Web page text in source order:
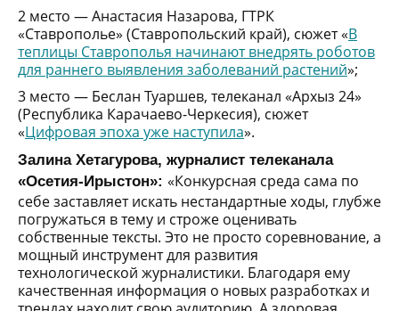
2 место — Анастасия Назарова, ГТРК
«Ставрополье» (Ставропольский край), сюжет «В
теплицы Ставрополья начинают внедрять роботов
для раннего выявления заболеваний растений»;
3 место — Беслан Туаршев, телеканал «Архыз 24»
(Республика Карачаево-Черкесия), сюжет
«Цифровая эпоха уже наступила».
Залина Хетагурова, журналист телеканала
«Осетия-Ирыстон»: «Конкурсная среда сама по
себе заставляет искать нестандартные ходы, глубже
погружаться в тему и строже оценивать
собственные тексты. Это не просто соревнование, а
мощный инструмент для развития
технологической журналистики. Благодаря ему
качественная информация о новых разработках и